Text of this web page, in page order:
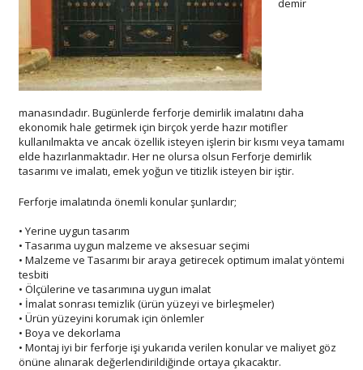
demir
manasındadır. Bugünlerde ferforje demirlik imalatını daha
ekonomik hale getirmek için birçok yerde hazır motifler
kullanılmakta ve ancak özellik isteyen işlerin bir kısmı veya tamamı
elde hazırlanmaktadır. Her ne olursa olsun Ferforje demirlik
tasarımı ve imalatı, emek yoğun ve titizlik isteyen bir iştir.
Ferforje imalatında önemli konular şunlardır;
• Yerine uygun tasarım
• Tasarıma uygun malzeme ve aksesuar seçimi
• Malzeme ve Tasarımı bir araya getirecek optimum imalat yöntemi
tesbiti
• Ölçülerine ve tasarımına uygun imalat
• İmalat sonrası temizlik (ürün yüzeyi ve birleşmeler)
• Ürün yüzeyini korumak için önlemler
• Boya ve dekorlama
• Montaj iyi bir ferforje işi yukarıda verilen konular ve maliyet göz
önüne alınarak değerlendirildiğinde ortaya çıkacaktır.